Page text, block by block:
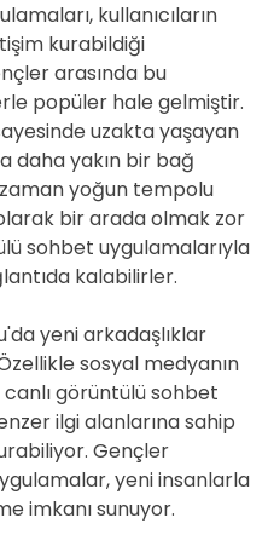
kullanıcıların
kurabildiği
arasında bu
popüler hale gelmiştir.
uzakta yaşayan
daha yakın bir bağ
yoğun tempolu
bir arada olmak zor
sohbet uygulamalarıyla
kalabilirler.
yeni arkadaşlıklar
sosyal medyanın
görüntülü sohbet
ilgi alanlarına sahip
Gençler
yeni insanlarla
imkanı sunuyor.